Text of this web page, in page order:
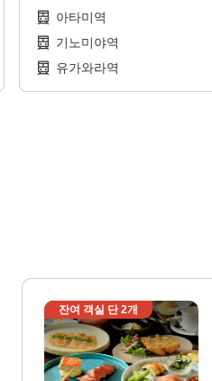
아타미역
기노미야역
유가와라역
잔여 객실 단2개